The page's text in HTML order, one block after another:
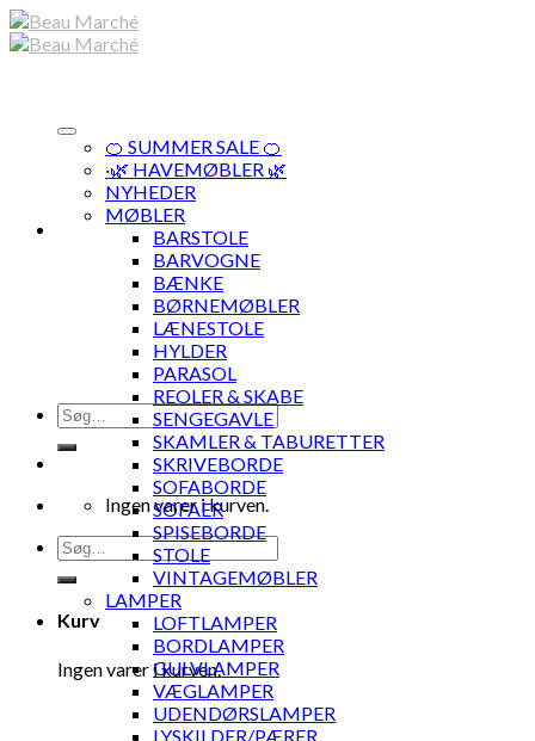
Skip
to
Søg
efter:
Ingen varer i kurven.
Søg
efter:
Kurv
Ingen varer i kurven.
🍊 SUMMER SALE 🍊
·🌿 HAVEMØBLER 🌿
NYHEDER
MØBLER
BARSTOLE
BARVOGNE
BÆNKE
BØRNEMØBLER
LÆNESTOLE
HYLDER
PARASOL
REOLER & SKABE
SENGEGAVLE
SKAMLER & TABURETTER
SKRIVEBORDE
SOFABORDE
SOFAER
SPISEBORDE
STOLE
VINTAGEMØBLER
LAMPER
LOFTLAMPER
BORDLAMPER
GULVLAMPER
VÆGLAMPER
UDENDØRSLAMPER
LYSKILDER/PÆRER